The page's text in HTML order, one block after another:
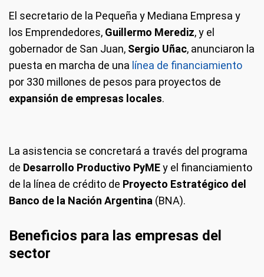
El secretario de la Pequeña y Mediana Empresa y
los Emprendedores, Guillermo Merediz, y el
gobernador de San Juan, Sergio Uñac, anunciaron la
puesta en marcha de una línea de financiamiento
por 330 millones de pesos para proyectos de
expansión de empresas locales.
La asistencia se concretará a través del programa
de Desarrollo Productivo PyMEy el financiamiento
de la línea de crédito de Proyecto Estratégico del
Banco de la Nación Argentina (BNA).
Beneficios para las empresas del
sector